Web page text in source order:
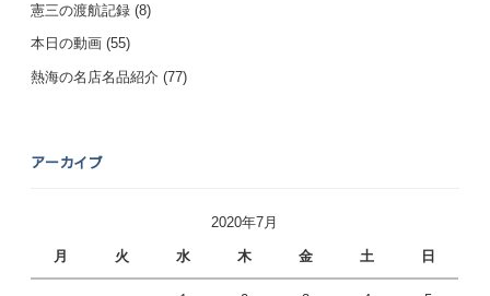
憲三の渡航記録 (8)
本日の動画 (55)
熱海の名店名品紹介 (77)
アーカイブ
2020年7月
月 火 水 木 金 土 日